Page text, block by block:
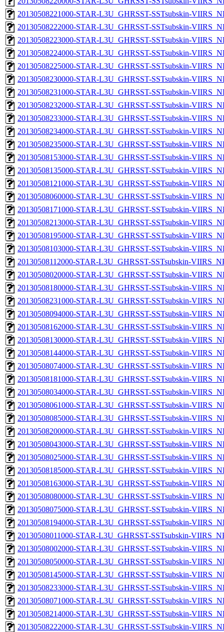
20130508221000-STAR-L3U_GHRSST-SSTsubskin-
20130508222000-STAR-L3U_GHRSST-SSTsubskin-
20130508223000-STAR-L3U_GHRSST-SSTsubskin-
20130508224000-STAR-L3U_GHRSST-SSTsubskin-
20130508225000-STAR-L3U_GHRSST-SSTsubskin-
20130508230000-STAR-L3U_GHRSST-SSTsubskin-
20130508231000-STAR-L3U_GHRSST-SSTsubskin-
20130508232000-STAR-L3U_GHRSST-SSTsubskin-
20130508233000-STAR-L3U_GHRSST-SSTsubskin-
20130508234000-STAR-L3U_GHRSST-SSTsubskin-
20130508235000-STAR-L3U_GHRSST-SSTsubskin-
20130508153000-STAR-L3U_GHRSST-SSTsubskin-
20130508135000-STAR-L3U_GHRSST-SSTsubskin-
20130508121000-STAR-L3U_GHRSST-SSTsubskin-
20130508060000-STAR-L3U_GHRSST-SSTsubskin-
20130508171000-STAR-L3U_GHRSST-SSTsubskin-
20130508213000-STAR-L3U_GHRSST-SSTsubskin-
20130508195000-STAR-L3U_GHRSST-SSTsubskin-
20130508103000-STAR-L3U_GHRSST-SSTsubskin-
20130508112000-STAR-L3U_GHRSST-SSTsubskin-
20130508020000-STAR-L3U_GHRSST-SSTsubskin-
20130508180000-STAR-L3U_GHRSST-SSTsubskin-
20130508231000-STAR-L3U_GHRSST-SSTsubskin-
20130508094000-STAR-L3U_GHRSST-SSTsubskin-
20130508162000-STAR-L3U_GHRSST-SSTsubskin-
20130508130000-STAR-L3U_GHRSST-SSTsubskin-
20130508144000-STAR-L3U_GHRSST-SSTsubskin-
20130508074000-STAR-L3U_GHRSST-SSTsubskin-
20130508181000-STAR-L3U_GHRSST-SSTsubskin-
20130508034000-STAR-L3U_GHRSST-SSTsubskin-
20130508061000-STAR-L3U_GHRSST-SSTsubskin-
20130508085000-STAR-L3U_GHRSST-SSTsubskin-
20130508200000-STAR-L3U_GHRSST-SSTsubskin-
20130508043000-STAR-L3U_GHRSST-SSTsubskin-
20130508025000-STAR-L3U_GHRSST-SSTsubskin-
20130508185000-STAR-L3U_GHRSST-SSTsubskin-
20130508163000-STAR-L3U_GHRSST-SSTsubskin-
20130508080000-STAR-L3U_GHRSST-SSTsubskin-
20130508075000-STAR-L3U_GHRSST-SSTsubskin-
20130508194000-STAR-L3U_GHRSST-SSTsubskin-
20130508011000-STAR-L3U_GHRSST-SSTsubskin-
20130508002000-STAR-L3U_GHRSST-SSTsubskin-
20130508050000-STAR-L3U_GHRSST-SSTsubskin-
20130508145000-STAR-L3U_GHRSST-SSTsubskin-
20130508233000-STAR-L3U_GHRSST-SSTsubskin-
20130508071000-STAR-L3U_GHRSST-SSTsubskin-
20130508214000-STAR-L3U_GHRSST-SSTsubskin-
20130508222000-STAR-L3U_GHRSST-SSTsubskin-